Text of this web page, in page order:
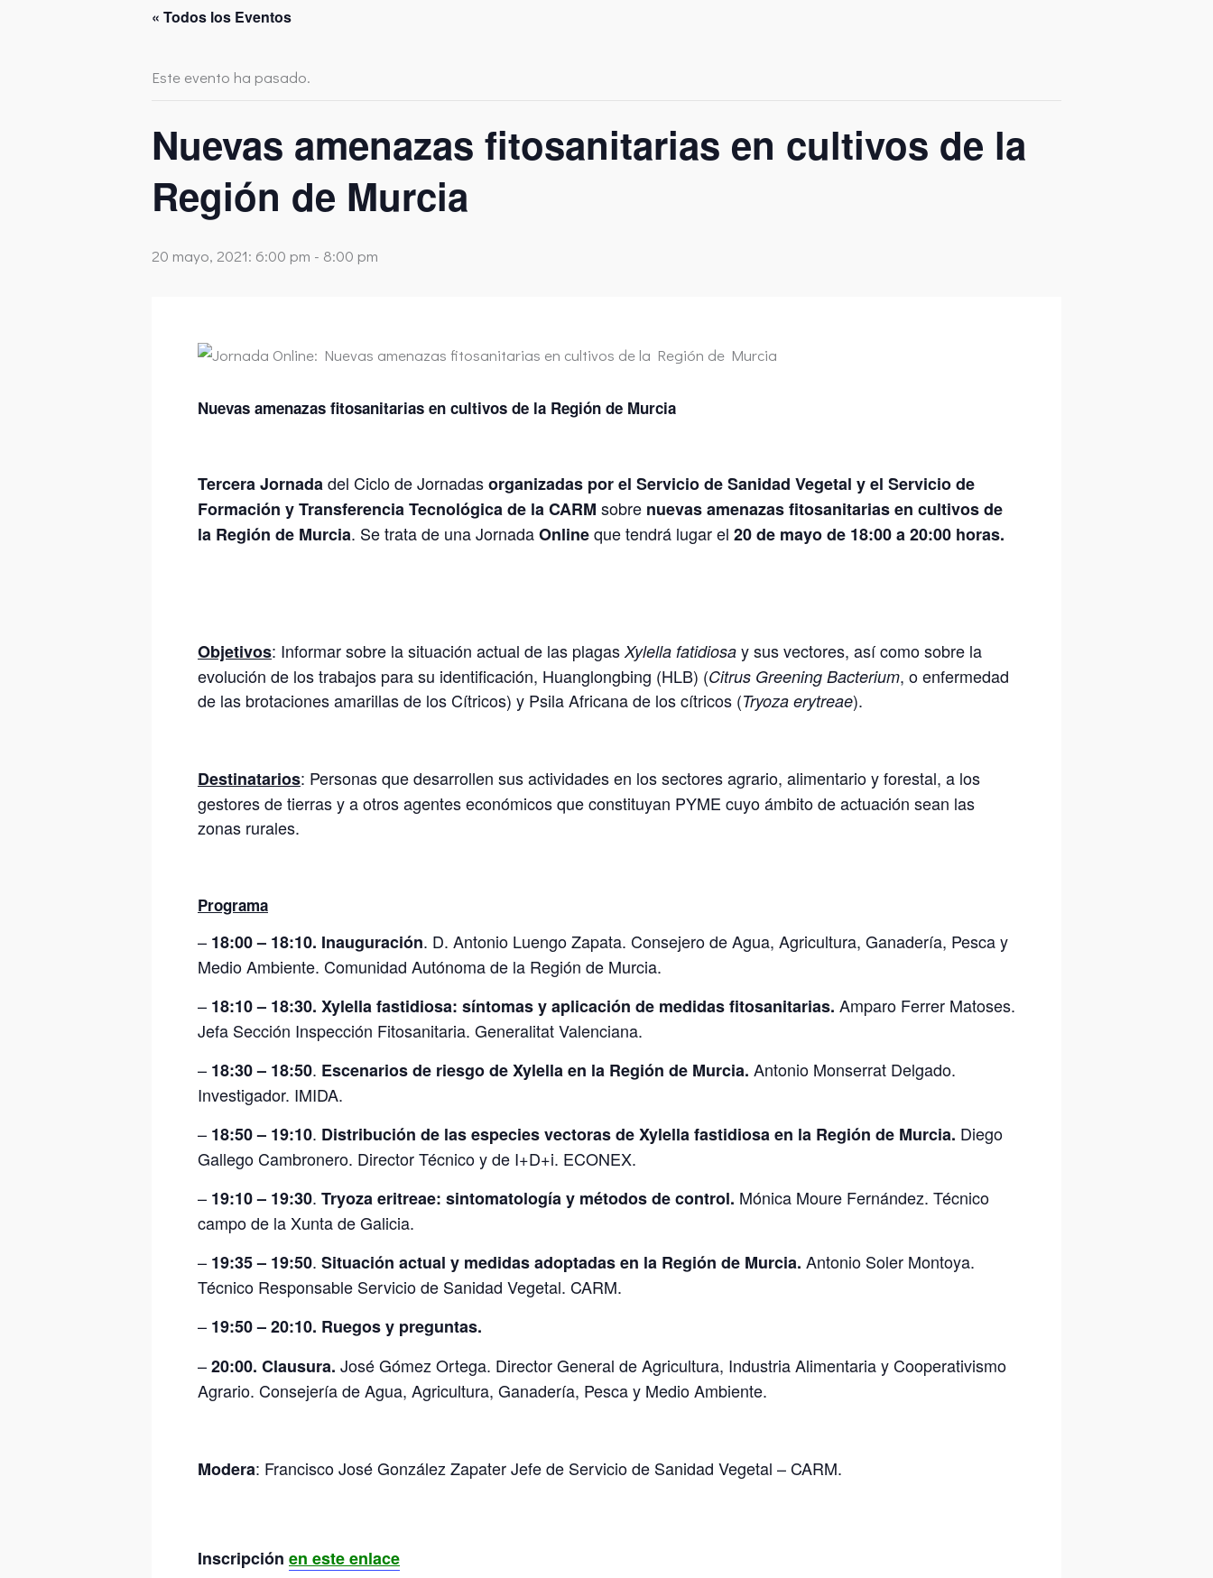
« Todos los Eventos
Este evento ha pasado.
Nuevas amenazas fitosanitarias en cultivos de la
Región de Murcia
20 mayo, 2021: 6:00 pm - 8:00 pm
Nuevas amenazas fitosanitarias en cultivos de la Región de Murcia
Tercera Jornadadel Ciclo de Jornadasorganizadas por el Servicio de Sanidad Vegetal y el Servicio de
Formación y Transferencia Tecnológica de la CARM sobre nuevas amenazas fitosanitarias en cultivos de
la Región de Murcia. Se trata de una JornadaOnlineque tendrá lugar el 20 de mayo de 18:00 a 20:00 horas.
Objetivos: Informar sobre la situación actual de las plagas Xylella fatidiosa y sus vectores, así como sobre la
evolución de los trabajos para su identificación, Huanglongbing (HLB) (Citrus Greening Bacterium, o enfermedad
de las brotaciones amarillas de los Cítricos) y Psila Africana de los cítricos (Tryoza erytreae).
Destinatarios: Personas que desarrollen sus actividades en los sectores agrario, alimentario y forestal, a los
gestores de tierras y a otros agentes económicos que constituyan PYME cuyo ámbito de actuación sean las
zonas rurales.
Programa
– 18:00 – 18:10. Inauguración. D. Antonio Luengo Zapata. Consejero de Agua, Agricultura, Ganadería, Pesca y
Medio Ambiente. Comunidad Autónoma de la Región de Murcia.
– 18:10 – 18:30. Xylella fastidiosa: síntomas y aplicación de medidas fitosanitarias. Amparo Ferrer Matoses.
Jefa Sección Inspección Fitosanitaria. Generalitat Valenciana.
– 18:30 – 18:50. Escenarios de riesgo de Xylella en la Región de Murcia. Antonio Monserrat Delgado.
Investigador. IMIDA.
– 18:50 – 19:10. Distribución de las especies vectoras de Xylella fastidiosa en la Región de Murcia. Diego
Gallego Cambronero. Director Técnico y de I+D+i. ECONEX.
– 19:10 – 19:30. Tryoza eritreae: sintomatología y métodos de control. Mónica Moure Fernández. Técnico
campo de la Xunta de Galicia.
– 19:35 – 19:50. Situación actual y medidas adoptadas en la Región de Murcia. Antonio Soler Montoya.
Técnico Responsable Servicio de Sanidad Vegetal. CARM.
– 19:50 – 20:10. Ruegos y preguntas.
–20:00. Clausura. José Gómez Ortega. Director General de Agricultura, Industria Alimentaria y Cooperativismo
Agrario. Consejería de Agua, Agricultura, Ganadería, Pesca y Medio Ambiente.
Modera: Francisco José González Zapater Jefe de Servicio de Sanidad Vegetal – CARM.
Inscripción en este enlace